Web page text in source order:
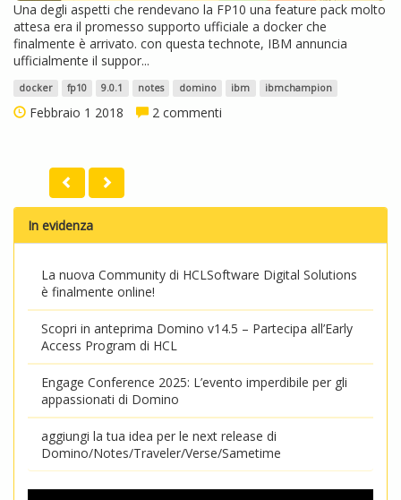
Una degli aspetti che rendevano la FP10 una feature pack molto
attesa era il promesso supporto ufficiale a docker che
finalmente è arrivato. con questa technote, IBM annuncia
ufficialmente il suppor...
docker fp10 9.0.1 notes domino ibm ibmchampion
Febbraio 1 2018 2 commenti
In evidenza
La nuova Community di HCLSoftware Digital Solutions
è finalmente online!
Scopri in anteprima Domino v14.5 – Partecipa all’Early
Access Program di HCL
Engage Conference 2025: L’evento imperdibile per gli
appassionati di Domino
aggiungi la tua idea per le next release di
Domino/Notes/Traveler/Verse/Sametime